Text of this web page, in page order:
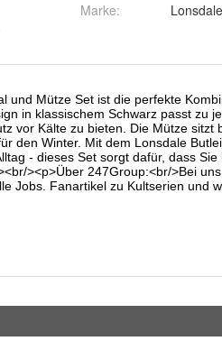
Marke: Lonsdale